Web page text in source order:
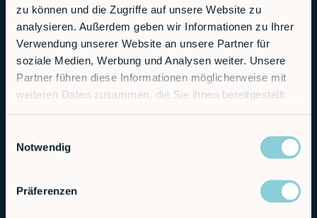
zu können und die Zugriffe auf unsere Website zu
analysieren. Außerdem geben wir Informationen zu Ihrer
Verwendung unserer Website an unsere Partner für
soziale Medien, Werbung und Analysen weiter. Unsere
Partner führen diese Informationen möglicherweise mit
weiteren Daten zusammen, die Sie ihnen bereitgestellt
Notwendig
Präferenzen
RobCo Office Opening